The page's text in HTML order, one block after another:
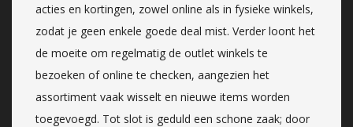
acties en kortingen, zowel online als in fysieke winkels,
zodat je geen enkele goede deal mist. Verder loont het
de moeite om regelmatig de outlet winkels te
bezoeken of online te checken, aangezien het
assortiment vaak wisselt en nieuwe items worden
toegevoegd. Tot slot is geduld een schone zaak; door